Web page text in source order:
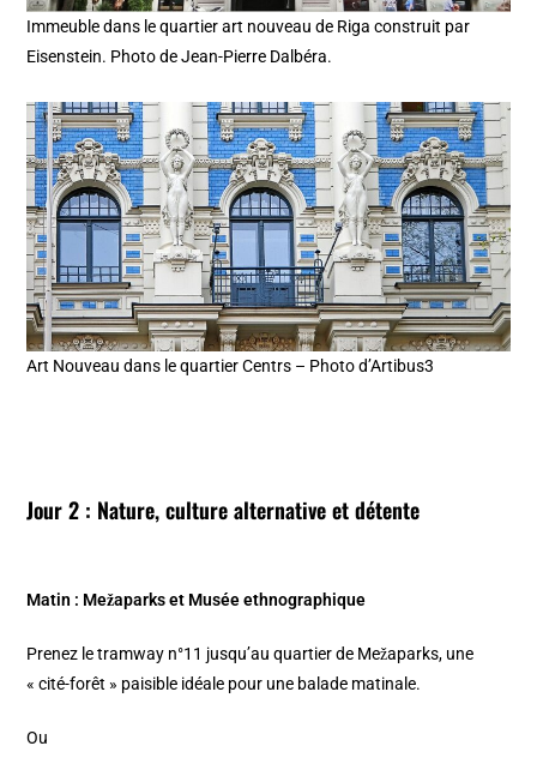
Immeuble dans le quartier art nouveau de Riga construit par
Eisenstein. Photo de Jean-Pierre Dalbéra.
Art Nouveau dans le quartier Centrs – Photo d’Artibus3
Jour 2 : Nature, culture alternative et détente
Matin : Mežaparks et Musée ethnographique
Prenez le tramway n°11 jusqu’au quartier de Mežaparks, une
« cité-forêt » paisible idéale pour une balade matinale.​
Ou